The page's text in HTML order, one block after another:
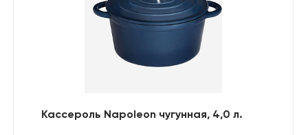
Кассероль Napoleon чугунная, 4,0 л.